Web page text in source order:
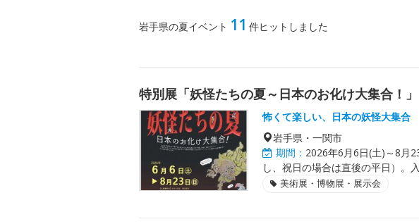
岩手県の夏イベント 11 件ヒットしました
特別展「妖怪たちの夏～日本のお化け大集合！」
怖くて楽しい、日本の妖怪大集合
岩手県・一関市
期間： 2026年6月6日(土)～8月
し、祝日の場合は直後の平日）。
美術展・博物展・展示会